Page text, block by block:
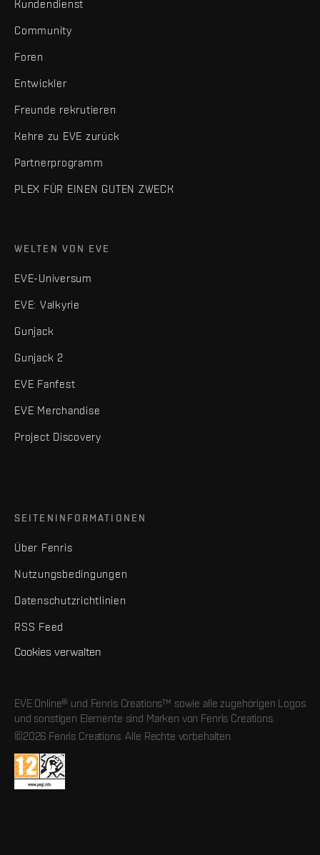
Kundendienst
Community
Foren
Entwickler
Freunde rekrutieren
Kehre zu EVE zurück
Partnerprogramm
PLEX FÜR EINEN GUTEN ZWECK
WELTEN VON EVE
EVE-Universum
EVE: Valkyrie
Gunjack
Gunjack 2
EVE Fanfest
EVE Merchandise
Project Discovery
SEITENINFORMATIONEN
Über Fenris
Nutzungsbedingungen
Datenschutzrichtlinien
RSS Feed
Cookies verwalten
EVE Online® und Fenris Creations™ sowie alle zugehörigen Logos
und sonstigen Elemente sind Marken von Fenris Creations.
©2026 Fenris Creations. Alle Rechte vorbehalten.